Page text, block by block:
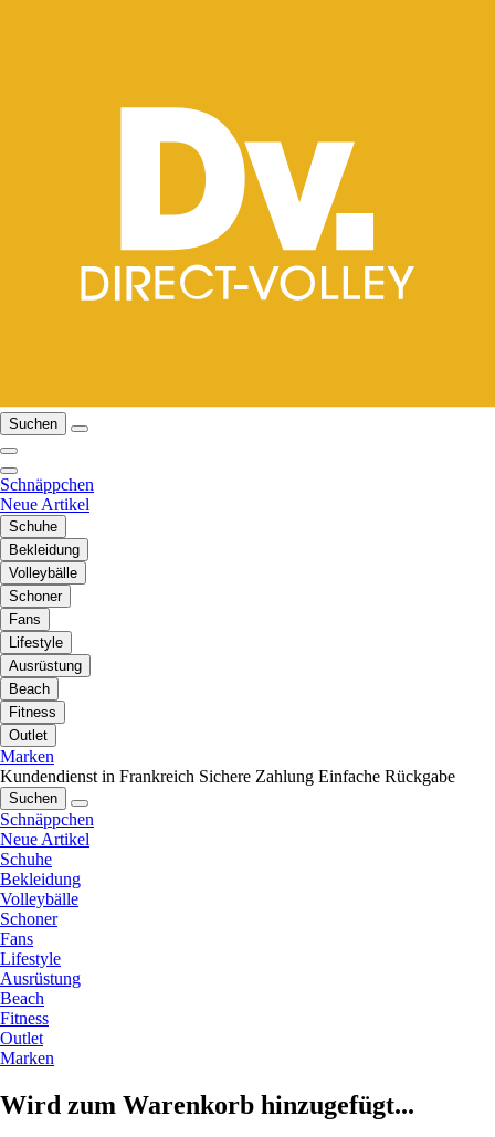
Suchen
Schnäppchen
Neue Artikel
Schuhe
Bekleidung
Volleybälle
Schoner
Fans
Lifestyle
Ausrüstung
Beach
Fitness
Outlet
Marken
Kundendienst in Frankreich Sichere Zahlung Einfache Rückgabe
Suchen
Schnäppchen
Neue Artikel
Schuhe
Bekleidung
Volleybälle
Schoner
Fans
Lifestyle
Ausrüstung
Beach
Fitness
Outlet
Marken
Wird zum Warenkorb hinzugefügt...